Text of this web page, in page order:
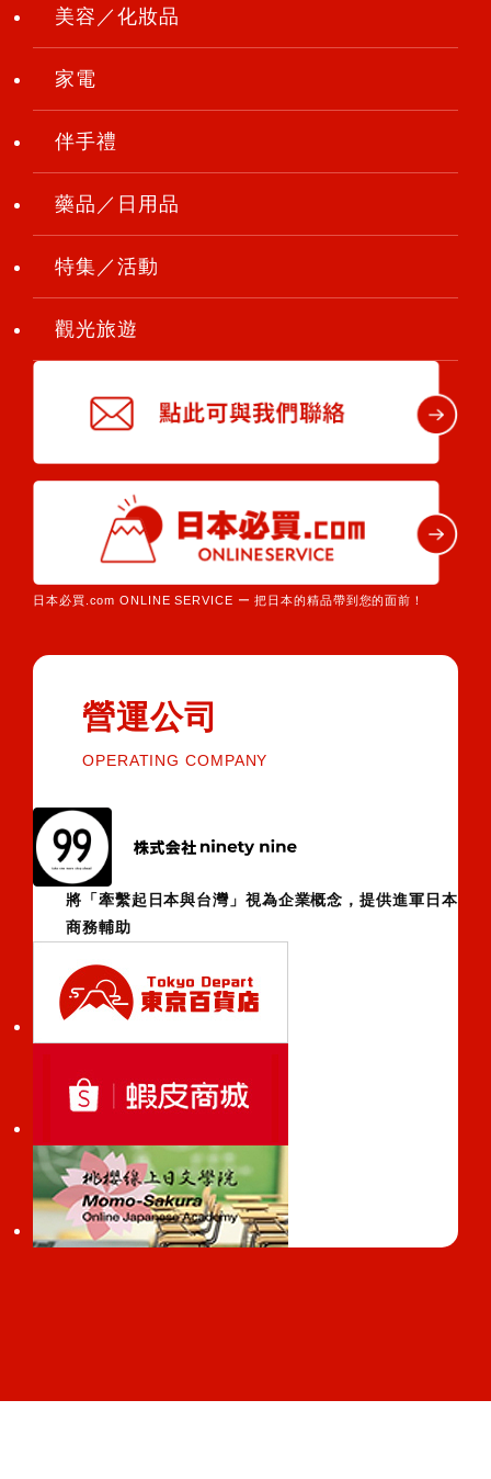
美容／化妝品
家電
伴手禮
藥品／日用品
特集／活動
觀光旅遊
日本必買.com ONLINE SERVICE ー 把日本的精品帶到您的面前！
營運公司
OPERATING COMPANY
將「牽繫起日本與台灣」視為企業概念，提供進軍日本
商務輔助